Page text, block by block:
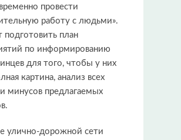
провести
работу с людьми».
подготовить план
по информированию
для того, чтобы у них
картина, анализ всех
минусов предлагаемых
улично-дорожной сети